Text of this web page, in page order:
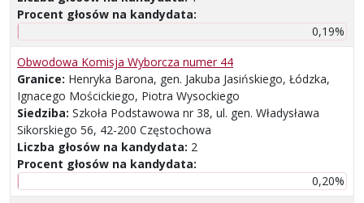
Procent głosów na kandydata:
0,19%
Obwodowa Komisja Wyborcza numer 44
Granice: Henryka Barona, gen. Jakuba Jasińskiego, Łódzka,
Ignacego Mościckiego, Piotra Wysockiego
Siedziba: Szkoła Podstawowa nr 38, ul. gen. Władysława
Sikorskiego 56, 42-200 Częstochowa
Liczba głosów na kandydata: 2
Procent głosów na kandydata:
0,20%